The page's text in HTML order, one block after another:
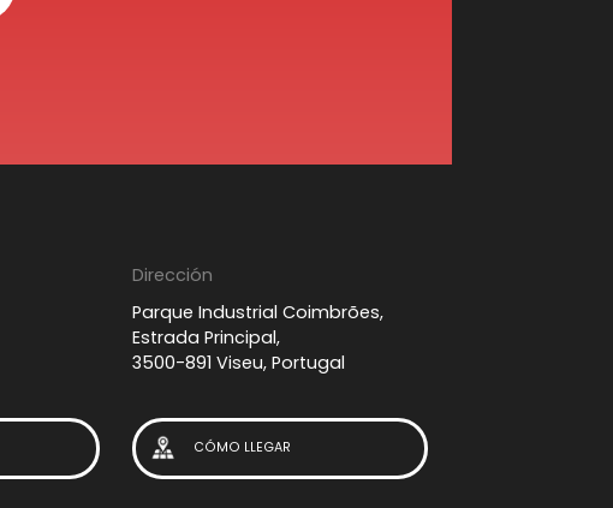
Dirección
Parque Industrial Coimbrões,
Estrada Principal,
3500-891 Viseu, Portugal
CÓMO LLEGAR